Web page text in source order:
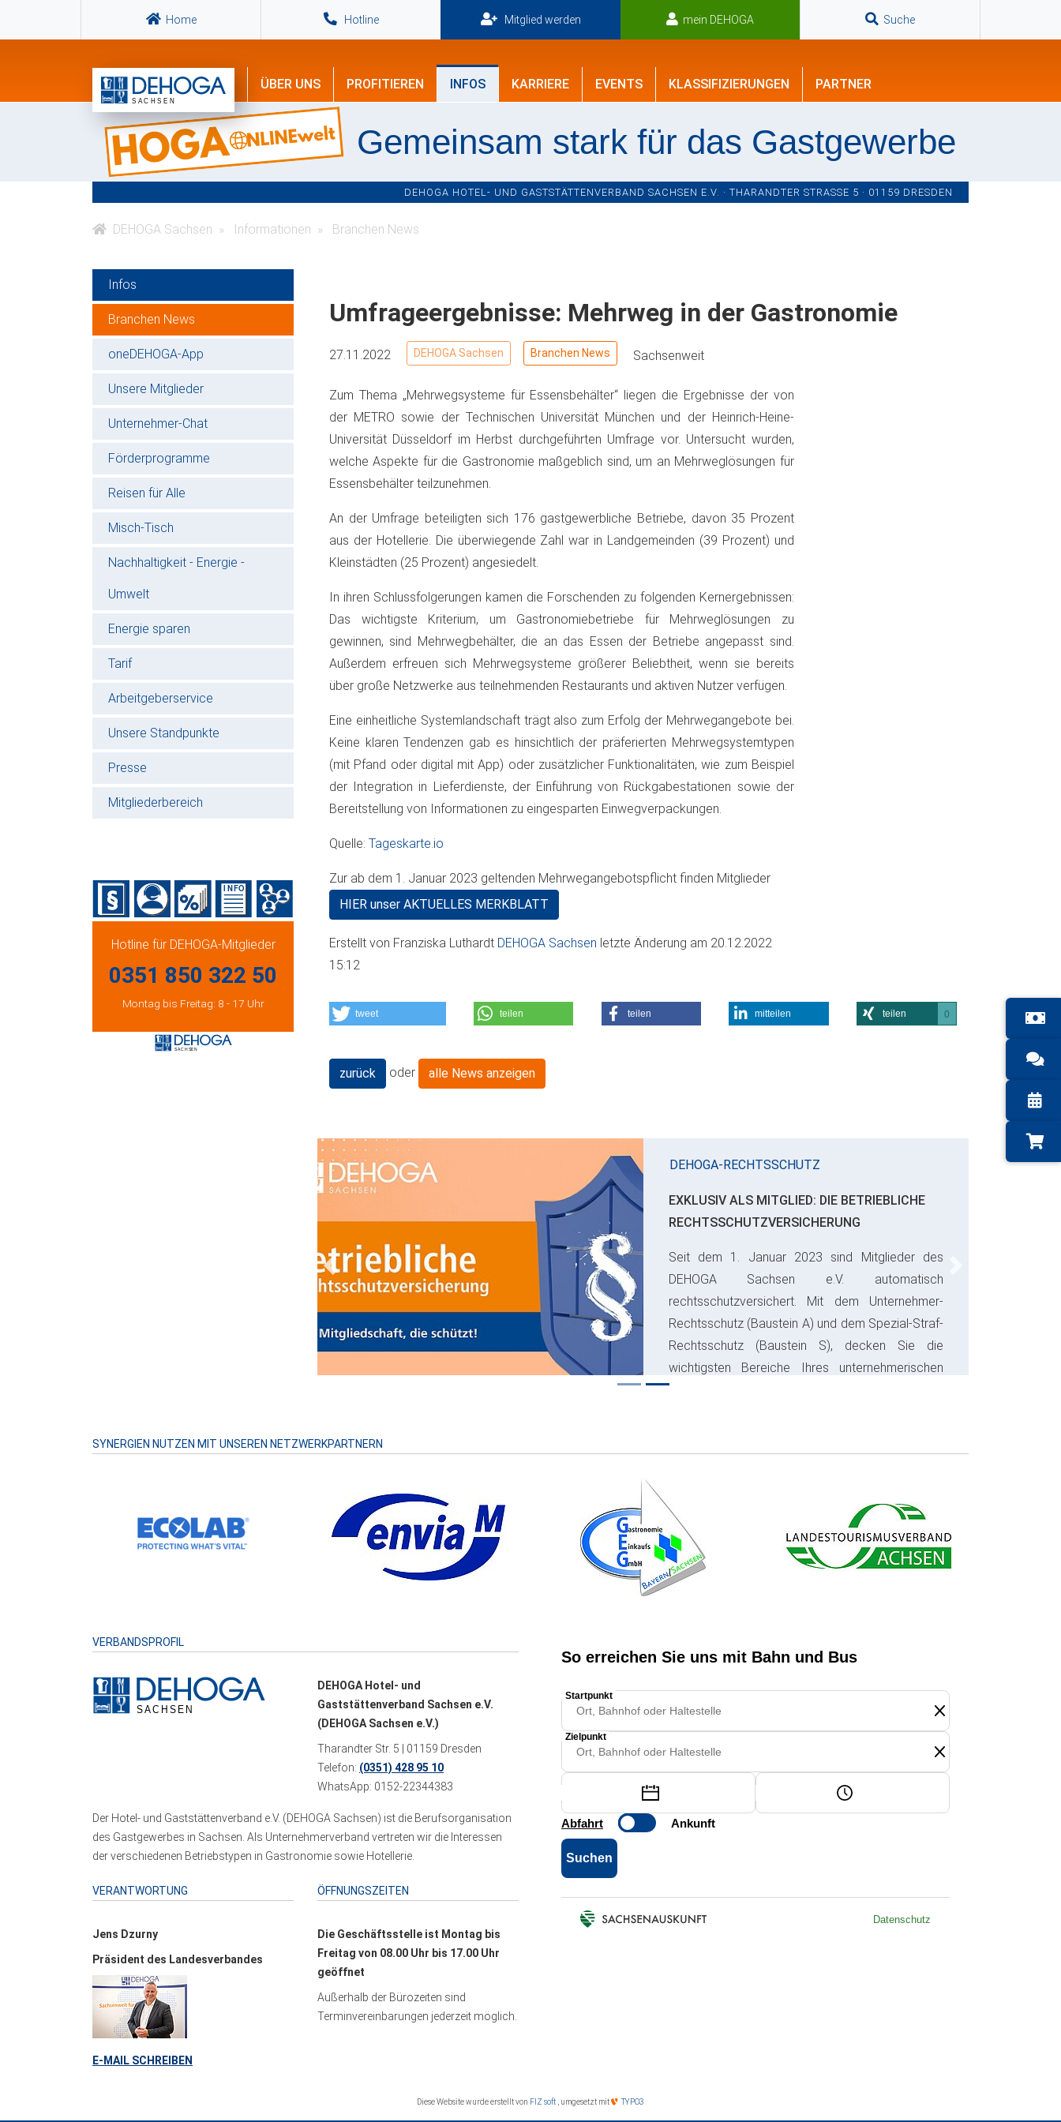
Home Hotline Mitglied werden mein DEHOGA Suche
ÜBER UNS PROFITIEREN INFOS KARRIERE EVENTS KLASSIFIZIERUNGEN PARTNER
Gemeinsam stark für das Gastgewerbe
DEHOGA HOTEL- UND GASTSTÄTTENVERBAND SACHSEN E.V. · THARANDTER STRASSE 5 · 01159 DRESDEN
DEHOGA Sachsen Informationen Branchen News
Infos
Branchen News
oneDEHOGA-App
Unsere Mitglieder
Unternehmer-Chat
Förderprogramme
Reisen für Alle
Misch-Tisch
Nachhaltigkeit - Energie -
Umwelt
Energie sparen
Tarif
Arbeitgeberservice
Unsere Standpunkte
Presse
Mitgliederbereich
Hotline für DEHOGA-Mitglieder
0351 850 322 50
Montag bis Freitag: 8 - 17 Uhr
Umfrageergebnisse: Mehrweg in der Gastronomie
27.11.2022 DEHOGA Sachsen Branchen News Sachsenweit
Zum Thema „Mehrwegsysteme für Essensbehälter“ liegen die Ergebnisse der von
der METRO sowie der Technischen Universität München und der Heinrich-Heine-
Universität Düsseldorf im Herbst durchgeführten Umfrage vor. Untersucht wurden,
welche Aspekte für die Gastronomie maßgeblich sind, um an Mehrweglösungen für
Essensbehälter teilzunehmen.
An der Umfrage beteiligten sich 176 gastgewerbliche Betriebe, davon 35 Prozent
aus der Hotellerie. Die überwiegende Zahl war in Landgemeinden (39 Prozent) und
Kleinstädten (25 Prozent) angesiedelt.
In ihren Schlussfolgerungen kamen die Forschenden zu folgenden Kernergebnissen:
Das wichtigste Kriterium, um Gastronomiebetriebe für Mehrweglösungen zu
gewinnen, sind Mehrwegbehälter, die an das Essen der Betriebe angepasst sind.
Außerdem erfreuen sich Mehrwegsysteme größerer Beliebtheit, wenn sie bereits
über große Netzwerke aus teilnehmenden Restaurants und aktiven Nutzer verfügen.
Eine einheitliche Systemlandschaft trägt also zum Erfolg der Mehrwegangebote bei.
Keine klaren Tendenzen gab es hinsichtlich der präferierten Mehrwegsystemtypen
(mit Pfand oder digital mit App) oder zusätzlicher Funktionalitäten, wie zum Beispiel
der Integration in Lieferdienste, der Einführung von Rückgabestationen sowie der
Bereitstellung von Informationen zu eingesparten Einwegverpackungen.
Quelle: Tageskarte.io
Zur ab dem 1. Januar 2023 geltenden Mehrwegangebotspflicht finden Mitglieder
HIER unser AKTUELLES MERKBLATT
Erstellt von Franziska Luthardt DEHOGA Sachsen letzte Änderung am 20.12.2022
15:12
tweet teilen teilen mitteilen teilen 0
zurück oder alle News anzeigen
DEHOGA-RECHTSSCHUTZ
EXKLUSIV ALS MITGLIED: DIE BETRIEBLICHE
RECHTSSCHUTZVERSICHERUNG
Seit dem 1. Januar 2023 sind Mitglieder des
DEHOGA Sachsen e.V. automatisch
rechtsschutzversichert. Mit dem Unternehmer-
Rechtsschutz (Baustein A) und dem Spezial-Straf-
Rechtsschutz (Baustein S), decken Sie die
wichtigsten Bereiche Ihres unternehmerischen
Risikos ab und sparen bares Geld.
Previous
SYNERGIEN NUTZEN MIT UNSEREN NETZWERKPARTNERN
VERBANDSPROFIL
DEHOGA Hotel- und
Gaststättenverband Sachsen e.V.
(DEHOGA Sachsen e.V.)
Tharandter Str. 5 | 01159 Dresden
Telefon: (0351) 428 95 10
WhatsApp: 0152-22344383
Der Hotel- und Gaststättenverband e.V. (DEHOGA Sachsen) ist die Berufsorganisation
des Gastgewerbes in Sachsen. Als Unternehmerverband vertreten wir die Interessen
der verschiedenen Betriebstypen in Gastronomie sowie Hotellerie.
VERANTWORTUNG
Jens Dzurny
Präsident des Landesverbandes
E-MAIL SCHREIBEN
ÖFFNUNGSZEITEN
Die Geschäftsstelle ist Montag bis
Freitag von 08.00 Uhr bis 17.00 Uhr
geöffnet
Außerhalb der Bürozeiten sind
Terminvereinbarungen jederzeit möglich.
Diese Website wurde erstellt von FIZ soft , umgesetzt mit TYPO3